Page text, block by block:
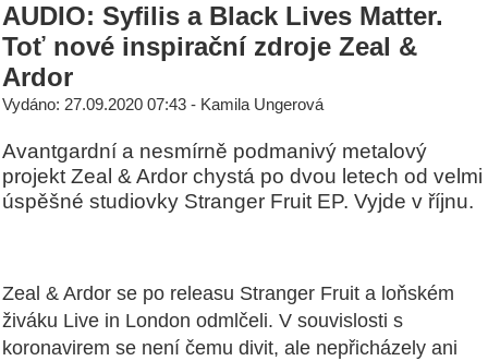
AUDIO: Syfilis a Black Lives Matter.
Toť nové inspirační zdroje Zeal &
Ardor
Vydáno: 27.09.2020 07:43 - Kamila Ungerová
Avantgardní a nesmírně podmanivý metalový
projekt Zeal & Ardor chystá po dvou letech od velmi
úspěšné studiovky Stranger Fruit EP. Vyjde v říjnu.
Zeal & Ardor se po releasu Stranger Fruit a loňském
živáku Live in London odmlčeli. V souvislosti s
koronavirem se není čemu divit, ale nepřicházely ani